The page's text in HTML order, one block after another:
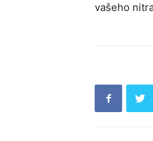
vašeho